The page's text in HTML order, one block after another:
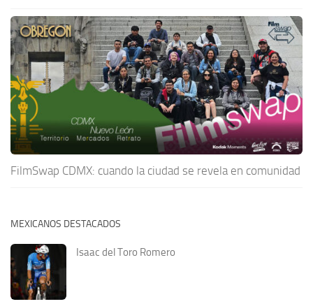
FilmSwap CDMX: cuando la ciudad se revela en comunidad
MEXICANOS DESTACADOS
Isaac del Toro Romero